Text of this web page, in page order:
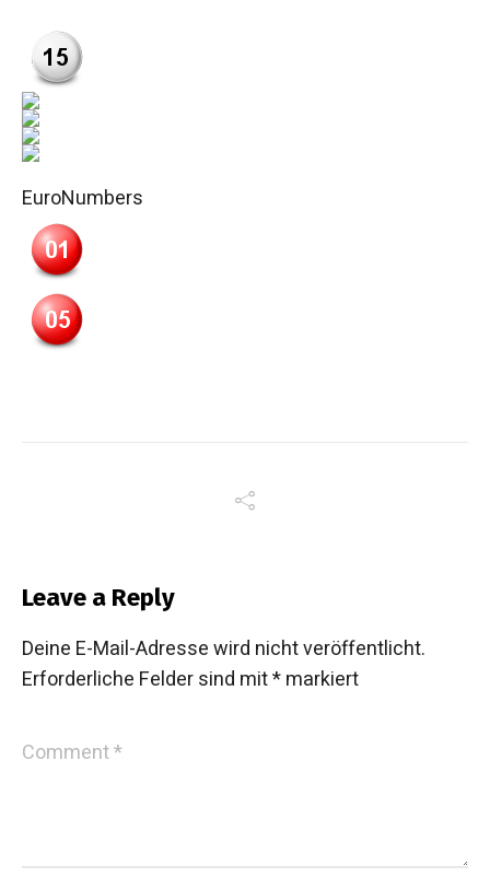
EuroNumbers
Leave a Reply
Deine E-Mail-Adresse wird nicht veröffentlicht.
Erforderliche Felder sind mit*markiert